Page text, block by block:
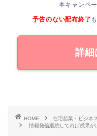
本キャンペ
予告のない配布終了
詳細
HOME
在宅起業・ビジネ
情報発信継続してれば成果が